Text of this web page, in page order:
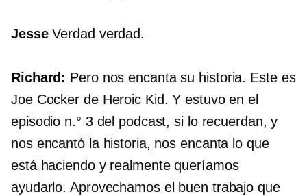
JesseVerdad verdad.
Richard: Pero nos encanta su historia. Este es
Joe Cocker de Heroic Kid. Y estuvo en el
episodio n.° 3 del podcast, si lo recuerdan, y
nos encantó la historia, nos encanta lo que
está haciendo y realmente queríamos
ayudarlo. Aprovechamos el buen trabajo que